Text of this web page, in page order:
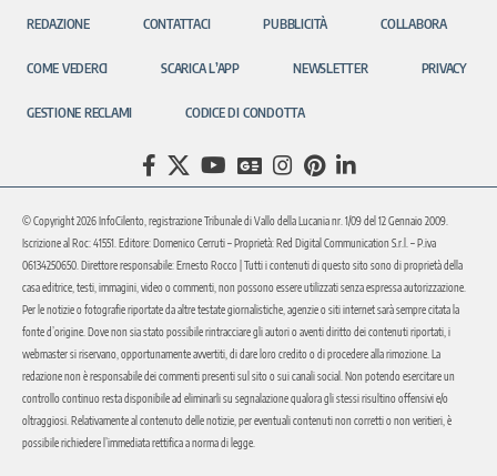
REDAZIONE CONTATTACI PUBBLICITÀ COLLABORA
COME VEDERCI SCARICA L’APP NEWSLETTER PRIVACY
GESTIONE RECLAMI CODICE DI CONDOTTA
© Copyright 2026 InfoCilento, registrazione Tribunale di Vallo della Lucania nr. 1/09 del 12 Gennaio 2009.
Iscrizione al Roc: 41551. Editore: Domenico Cerruti – Proprietà: Red Digital Communication S.r.l. – P.iva
06134250650. Direttore responsabile: Ernesto Rocco | Tutti i contenuti di questo sito sono di proprietà della
casa editrice, testi, immagini, video o commenti, non possono essere utilizzati senza espressa autorizzazione.
Per le notizie o fotografie riportate da altre testate giornalistiche, agenzie o siti internet sarà sempre citata la
fonte d’origine. Dove non sia stato possibile rintracciare gli autori o aventi diritto dei contenuti riportati, i
webmaster si riservano, opportunamente avvertiti, di dare loro credito o di procedere alla rimozione. La
redazione non è responsabile dei commenti presenti sul sito o sui canali social. Non potendo esercitare un
controllo continuo resta disponibile ad eliminarli su segnalazione qualora gli stessi risultino offensivi e/o
oltraggiosi. Relativamente al contenuto delle notizie, per eventuali contenuti non corretti o non veritieri, è
possibile richiedere l’immediata rettifica a norma di legge.